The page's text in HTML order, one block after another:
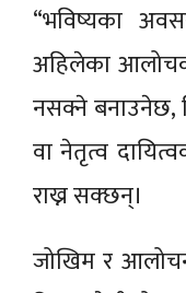
“भविष्यका
अहिलेका
नसक्ने बनाउनेछ,
वा नेतृत्व
राख्न सक्छन्।
जोखिम र